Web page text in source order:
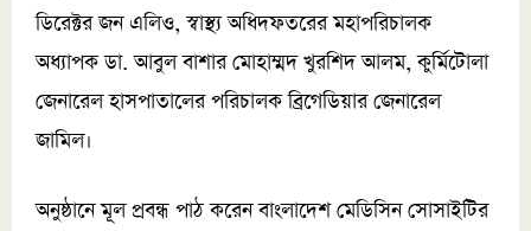
ডিরেক্টর জন এলিও, স্বাস্থ্য অধিদফতরের মহাপরিচালক
অধ্যাপক ডা. আবুল বাশার মোহাম্মদ খুরশিদ আলম, কুর্মিটোলা
জেনারেল হাসপাতালের পরিচালক ব্রিগেডিয়ার জেনারেল
জামিল।
অনুষ্ঠানে মূল প্রবন্ধ পাঠ করেন বাংলাদেশ মেডিসিন সোসাইটির